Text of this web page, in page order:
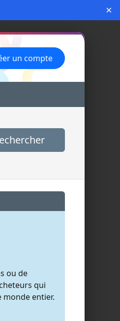
×
un compte
ou de
qui
monde entier.